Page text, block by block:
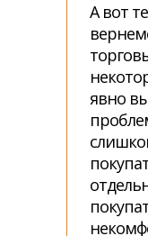
А вот
явно